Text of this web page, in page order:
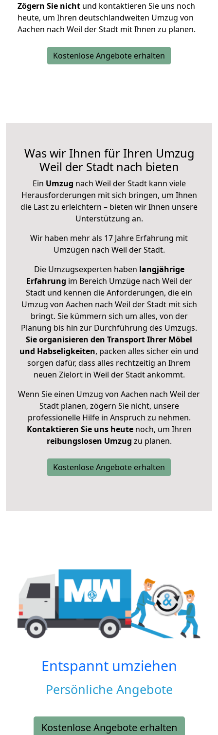
Zögern Sie nicht und kontaktieren Sie uns noch
heute, um Ihren deutschlandweiten Umzug von
Aachen nach Weil der Stadt mit Ihnen zu planen.
Kostenlose Angebote erhalten
Was wir Ihnen für Ihren Umzug
Weil der Stadt nach bieten
Ein Umzug nach Weil der Stadt kann viele
Herausforderungen mit sich bringen, um Ihnen
die Last zu erleichtern – bieten wir Ihnen unsere
Unterstützung an.
Wir haben mehr als 17 Jahre Erfahrung mit
Umzügen nach Weil der Stadt.
Die Umzugsexperten haben langjährige
Erfahrung im Bereich Umzüge nach Weil der
Stadt und kennen die Anforderungen, die ein
Umzug von Aachen nach Weil der Stadt mit sich
bringt. Sie kümmern sich um alles, von der
Planung bis hin zur Durchführung des Umzugs.
Sie organisieren den Transport Ihrer Möbel
und Habseligkeiten, packen alles sicher ein und
sorgen dafür, dass alles rechtzeitig an Ihrem
neuen Zielort in Weil der Stadt ankommt.
Wenn Sie einen Umzug von Aachen nach Weil der
Stadt planen, zögern Sie nicht, unsere
professionelle Hilfe in Anspruch zu nehmen.
Kontaktieren Sie uns heutenoch, um Ihren
reibungslosen Umzug zu planen.
Kostenlose Angebote erhalten
Entspannt umziehen
Persönliche Angebote
Kostenlose Angebote erhalten